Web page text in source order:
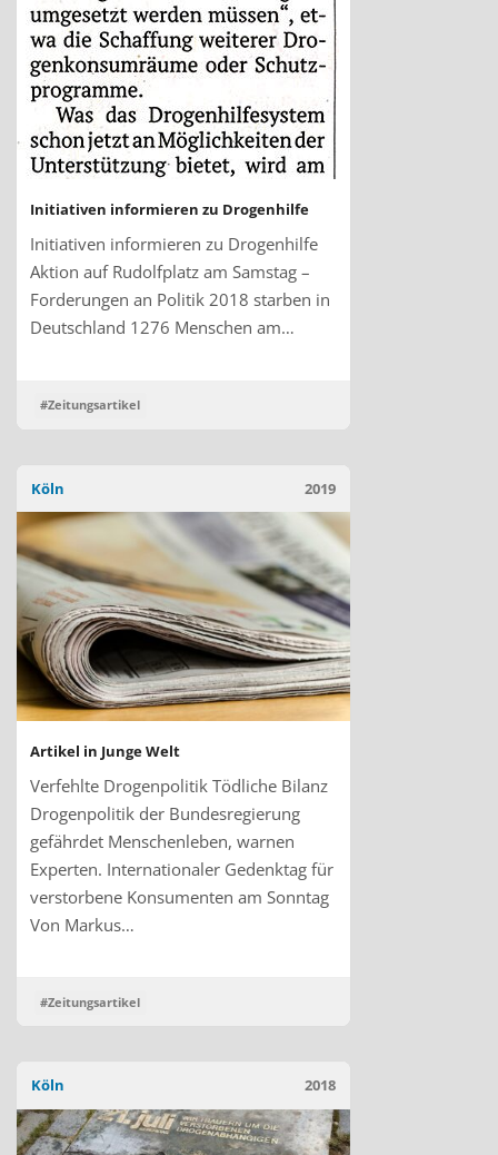
Initiativen informieren zu Drogenhilfe
Initiativen informieren zu Drogenhilfe
Aktion auf Rudolfplatz am Samstag –
Forderungen an Politik 2018 starben in
Deutschland 1276 Menschen am…
#Zeitungsartikel
2019
Köln
Artikel in Junge Welt
Verfehlte Drogenpolitik Tödliche Bilanz
Drogenpolitik der Bundesregierung
gefährdet Menschenleben, warnen
Experten. Internationaler Gedenktag für
verstorbene Konsumenten am Sonntag
Von Markus…
#Zeitungsartikel
2018
Köln